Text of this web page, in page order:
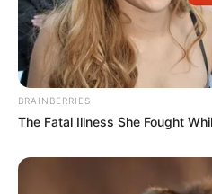
BRAINBERRIES
The Fatal Illness She Fought